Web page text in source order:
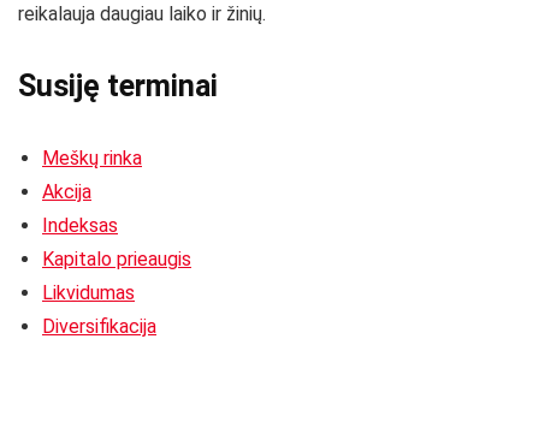
reikalauja daugiau laiko ir žinių.
Susiję terminai
Meškų rinka
Akcija
Indeksas
Kapitalo prieaugis
Likvidumas
Diversifikacija